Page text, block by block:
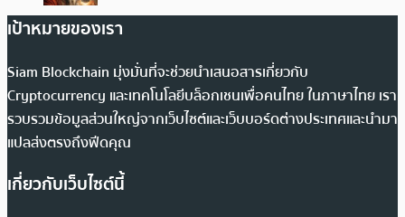
เป้าหมายของเรา
Siam Blockchain มุ่งมั่นที่จะช่วยนำเสนอสารเกี่ยวกับ
Cryptocurrency และเทคโนโลยีบล็อกเชนเพื่อคนไทย ในภาษาไทย เรา
รวบรวมข้อมูลส่วนใหญ่จากเว็บไซต์และเว็บบอร์ดต่างประเทศและนำมา
แปลส่งตรงถึงฟีดคุณ
เกี่ยวกับเว็บไซต์นี้